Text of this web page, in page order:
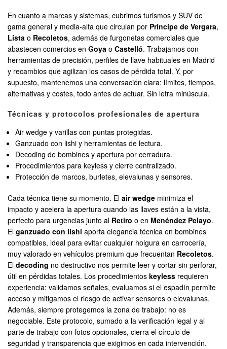
En cuanto a marcas y sistemas, cubrimos turismos y SUV de
gama general y media-alta que circulan por Príncipe de Vergara,
Lista o Recoletos, además de furgonetas comerciales que
abastecen comercios en Goya o Castelló. Trabajamos con
herramientas de precisión, perfiles de llave habituales en Madrid
y recambios que agilizan los casos de pérdida total. Y, por
supuesto, mantenemos una conversación clara: límites, tiempos,
alternativas y costes, todo antes de actuar. Sin letra minúscula.
Técnicas y protocolos profesionales de apertura
Air wedge y varillas con puntas protegidas.
Ganzuado con lishi y herramientas de lectura.
Decoding de bombines y apertura por cerradura.
Procedimientos para keyless y cierre centralizado.
Protección de marcos, burletes, elevalunas y sensores.
Cada técnica tiene su momento. El air wedge minimiza el
impacto y acelera la apertura cuando las llaves están a la vista,
perfecto para urgencias junto al Retiro o en Menéndez Pelayo.
El ganzuado con lishi aporta elegancia técnica en bombines
compatibles, ideal para evitar cualquier holgura en carrocería,
muy valorado en vehículos premium que frecuentan Recoletos.
El decoding no destructivo nos permite leer y cortar sin perforar,
útil en pérdidas totales. Los procedimientos keyless requieren
experiencia: validamos señales, evaluamos si el espadín permite
acceso y mitigamos el riesgo de activar sensores o elevalunas.
Además, siempre protegemos la zona de trabajo: no es
negociable. Este protocolo, sumado a la verificación legal y al
parte de trabajo con fotos opcionales, cierra el círculo de
seguridad y transparencia que exigimos en cada intervención.